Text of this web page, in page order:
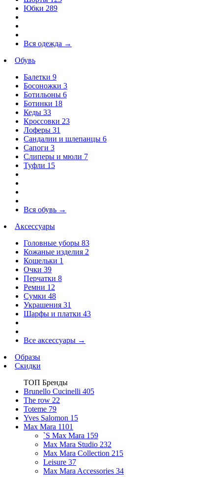
Юбки 289
Вся одежда →
Обувь
Балетки 9
Босоножки 3
Ботильоны 6
Ботинки 18
Кеды 33
Кроссовки 23
Лоферы 31
Сандалии и шлепанцы 6
Сапоги 3
Слиперы и мюли 7
Туфли 15
Вся обувь →
Аксессуары
Головные уборы 83
Кожаные изделия 2
Кошельки 1
Очки 39
Перчатки 8
Ремни 12
Сумки 48
Украшения 31
Шарфы и платки 43
Все аксессуары →
Образы
Скидки
ТОП Бренды
Brunello Cucinelli 405
The row 22
Toteme 79
Yves Salomon 15
Max Mara 1101
`S Max Mara 159
Max Mara Studio 232
Max Mara Collection 215
Leisure 37
Max Mara Accessories 34